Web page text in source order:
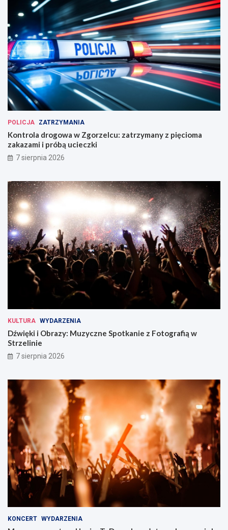
POLICJA ZATRZYMANIA
Kontrola drogowa w Zgorzelcu: zatrzymany z pięcioma
zakazami i próbą ucieczki
7 sierpnia 2026
KULTURA WYDARZENIA
Dźwięki i Obrazy: Muzyczne Spotkanie z Fotografią w
Strzelinie
7 sierpnia 2026
KONCERT WYDARZENIA